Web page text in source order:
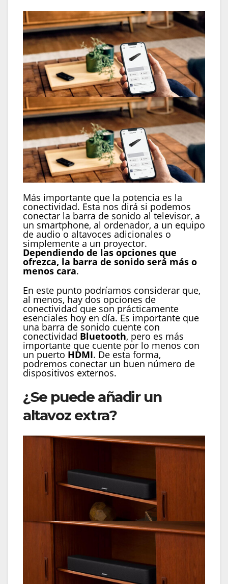
Más importante que la potencia es la
conectividad. Esta nos dirá si podemos
conectar la barra de sonido al televisor, a
un smartphone, al ordenador, a un equipo
de audio o altavoces adicionales o
simplemente a un proyector.
Dependiendo de las opciones que
ofrezca, la barra de sonido será más o
menos cara.
En este punto podríamos considerar que,
al menos, hay dos opciones de
conectividad que son prácticamente
esenciales hoy en día. Es importante que
una barra de sonido cuente con
conectividad Bluetooth, pero es más
importante que cuente por lo menos con
un puerto HDMI. De esta forma,
podremos conectar un buen número de
dispositivos externos.
¿Se puede añadir un
altavoz extra?